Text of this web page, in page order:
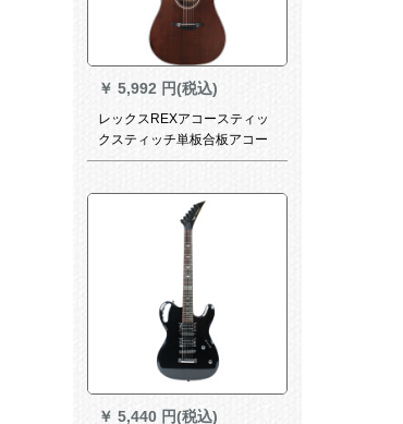
￥ 5,992 円(税込)
レックスREXアコースティッ
クスティッチ単板合板アコー
スティックギター40寸41型初
￥ 5,440 円(税込)